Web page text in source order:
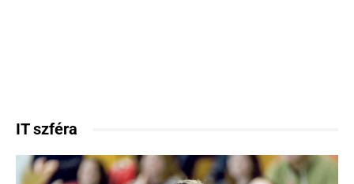
IT szféra